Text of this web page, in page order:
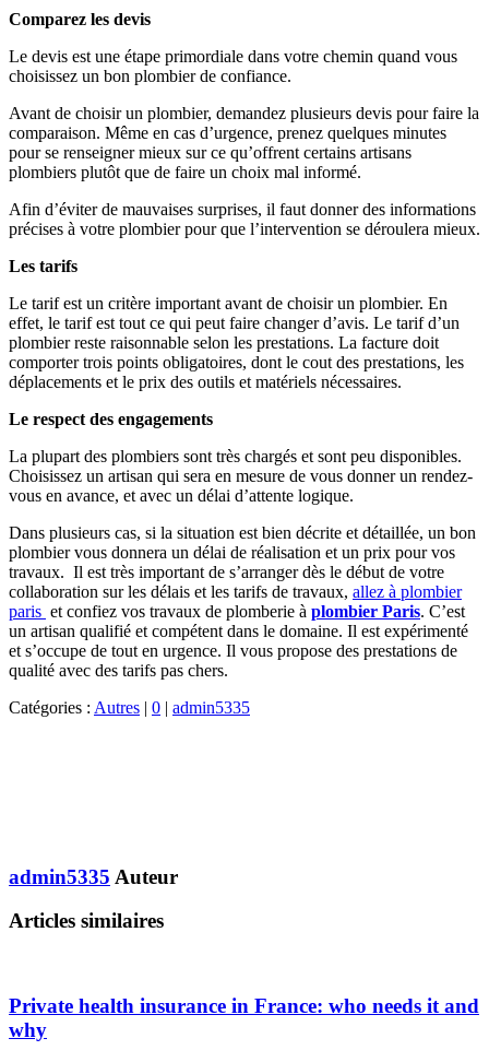
Comparez les devis
Le devis est une étape primordiale dans votre chemin quand vous
choisissez un bon plombier de confiance.
Avant de choisir un plombier, demandez plusieurs devis pour faire la
comparaison. Même en cas d’urgence, prenez quelques minutes
pour se renseigner mieux sur ce qu’offrent certains artisans
plombiers plutôt que de faire un choix mal informé.
Afin d’éviter de mauvaises surprises, il faut donner des informations
précises à votre plombier pour que l’intervention se déroulera mieux.
Les tarifs
Le tarif est un critère important avant de choisir un plombier. En
effet, le tarif est tout ce qui peut faire changer d’avis. Le tarif d’un
plombier reste raisonnable selon les prestations. La facture doit
comporter trois points obligatoires, dont le cout des prestations, les
déplacements et le prix des outils et matériels nécessaires.
Le respect des engagements
La plupart des plombiers sont très chargés et sont peu disponibles.
Choisissez un artisan qui sera en mesure de vous donner un rendez-
vous en avance, et avec un délai d’attente logique.
Dans plusieurs cas, si la situation est bien décrite et détaillée, un bon
plombier vous donnera un délai de réalisation et un prix pour vos
travaux. Il est très important de s’arranger dès le début de votre
collaboration sur les délais et les tarifs de travaux, allez à plombier
paris et confiez vos travaux de plomberie à plombier Paris. C’est
un artisan qualifié et compétent dans le domaine. Il est expérimenté
et s’occupe de tout en urgence. Il vous propose des prestations de
qualité avec des tarifs pas chers.
Catégories : Autres | 0 | admin5335
admin5335 Auteur
Articles similaires
Private health insurance in France: who needs it and
why